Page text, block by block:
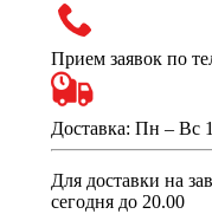
Прием заявок по
Доставка: Пн – Вс
Для доставки на
сегодня до 20.00